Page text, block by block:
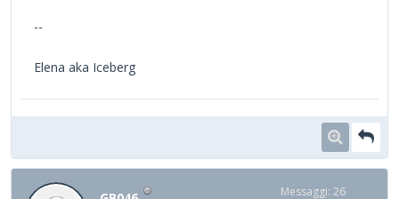
--
Elena aka Iceberg
Messaggi: 26